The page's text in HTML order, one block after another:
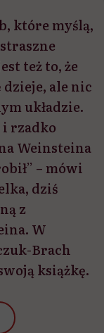
które myślą,
też to, że
ale nic
układzie.
rzadko
Weinsteina
– mówi
dziś
z
W
Brach
książkę.